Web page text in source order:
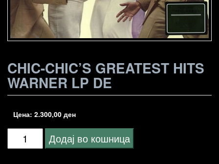
CHIC-CHIC’S GREATEST HITS
WARNER LP DE
Цена: 2.300,00 ден
Chic-
Додај во кошница